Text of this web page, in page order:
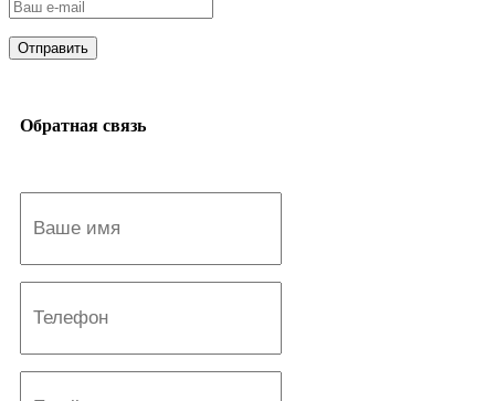
Отправить
Обратная связь